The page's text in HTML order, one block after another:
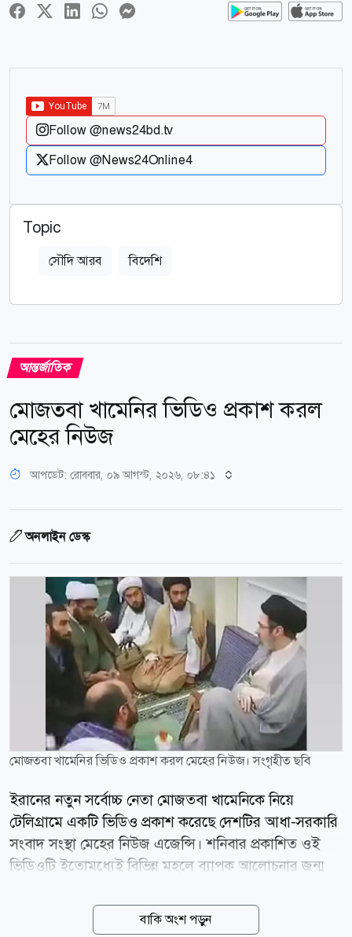
Follow @news24bd.tv
Follow @News24Online4
Topic
সৌদি আরব বিদেশি
আন্তর্জাতিক
মোজতবা খামেনির ভিডিও প্রকাশ করল
মেহের নিউজ
আপডেট: রোববার, ০৯ আগস্ট, ২০২৬, ০৮:৪১
অনলাইন ডেস্ক
মোজতবা খামেনির ভিডিও প্রকাশ করল মেহের নিউজ। সংগৃহীত ছবি
ইরানের নতুন সর্বোচ্চ নেতা মোজতবা খামেনিকে নিয়ে
টেলিগ্রামে একটি ভিডিও প্রকাশ করেছে দেশটির আধা-সরকারি
সংবাদ সংস্থা মেহের নিউজ এজেন্সি। শনিবার প্রকাশিত ওই
ভিডিওটি ইতোমধ্যেই বিভিন্ন মহলে ব্যাপক আলোচনার জন্ম
কয়েকজন মানুষ ঘিরে রেখেছেন। তাকে দেখে মনে হচ্ছিল, তিনি
তার আশেপাশের মানুষের সঙ্গে কথা বলছেন। তবে ভিডিওটি
বাকি অংশ পড়ুন